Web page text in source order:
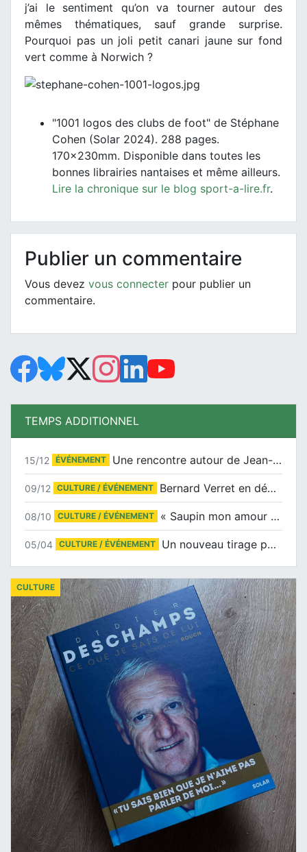
j’ai le sentiment qu’on va tourner autour des
mêmes thématiques, sauf grande surprise.
Pourquoi pas un joli petit canari jaune sur fond
vert comme à Norwich ?
"1001 logos des clubs de foot" de Stéphane
Cohen (Solar 2024). 288 pages.
170x230mm. Disponible dans toutes les
bonnes librairies nantaises et même ailleurs.
Lire la chronique sur le blog sport-a-lire.fr.
Publier un commentaire
Vous devez vous connecter pour publier un
commentaire.
TEMPS ADDITIONNEL
15/12 ÉVÉNEMENT Une rencontre autour de Jean-Claude Suaudeau
09/12 CULTURE / ÉVÉNEMENT Bernard Verret en dédicaces le samedi 13 décembre à l’Espace Culturel Atlantis
08/10 CULTURE / ÉVÉNEMENT « Saupin mon amour » au salon du livre de Trentemoult
05/04 CULTURE / ÉVÉNEMENT Un nouveau tirage pour le Docu-BD
CULTURE